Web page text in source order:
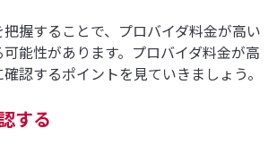
握することで、プロバイダ料金が高い
能性があります。プロバイダ料金が高
認するポイントを見ていきましょう。
する